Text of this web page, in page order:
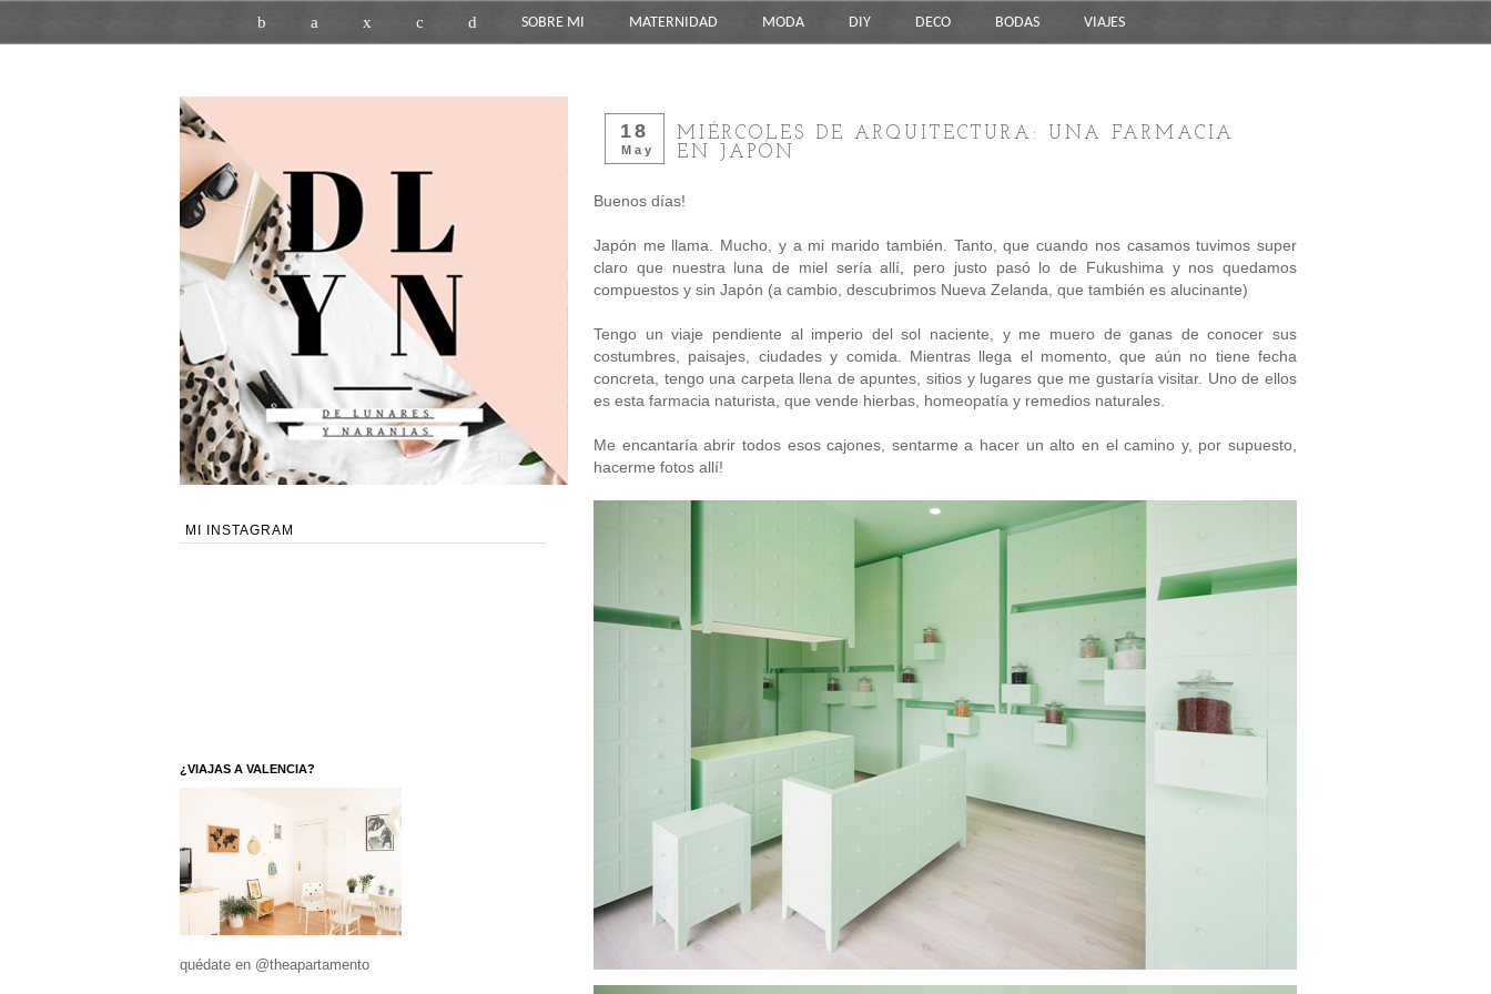
b a x c d SOBRE MI MATERNIDAD MODA DIY DECO BODAS VIAJES
18
May
MIÉRCOLES DE ARQUITECTURA: UNA FARMACIA
EN JAPÓN
Buenos días!
Japón me llama. Mucho, y a mi marido también. Tanto, que cuando nos casamos tuvimos super
claro que nuestra luna de miel sería allí, pero justo pasó lo de Fukushima y nos quedamos
compuestos y sin Japón (a cambio, descubrimos Nueva Zelanda, que también es alucinante)
Tengo un viaje pendiente al imperio del sol naciente, y me muero de ganas de conocer sus
costumbres, paisajes, ciudades y comida. Mientras llega el momento, que aún no tiene fecha
concreta, tengo una carpeta llena de apuntes, sitios y lugares que me gustaría visitar. Uno de ellos
es esta farmacia naturista, que vende hierbas, homeopatía y remedios naturales.
Me encantaría abrir todos esos cajones, sentarme a hacer un alto en el camino y, por supuesto,
hacerme fotos allí!
MI INSTAGRAM
¿VIAJAS A VALENCIA?
quédate en @theapartamento